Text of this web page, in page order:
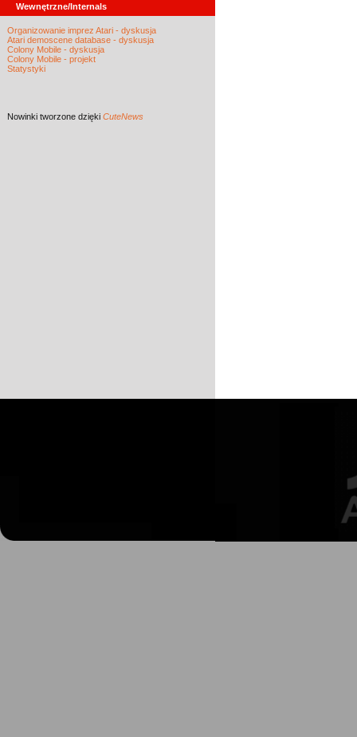
Wewnętrzne/Internals
Organizowanie imprez Atari - dyskusja
Atari demoscene database - dyskusja
Colony Mobile - dyskusja
Colony Mobile - projekt
Statystyki
Nowinki tworzone dzięki CuteNews